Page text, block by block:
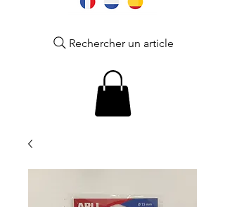
Rechercher un article